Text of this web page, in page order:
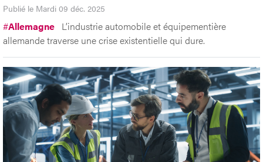
Publié le Mardi 09 déc. 2025
#Allemagne L’industrie automobile et équipementière
allemande traverse une crise existentielle qui dure.